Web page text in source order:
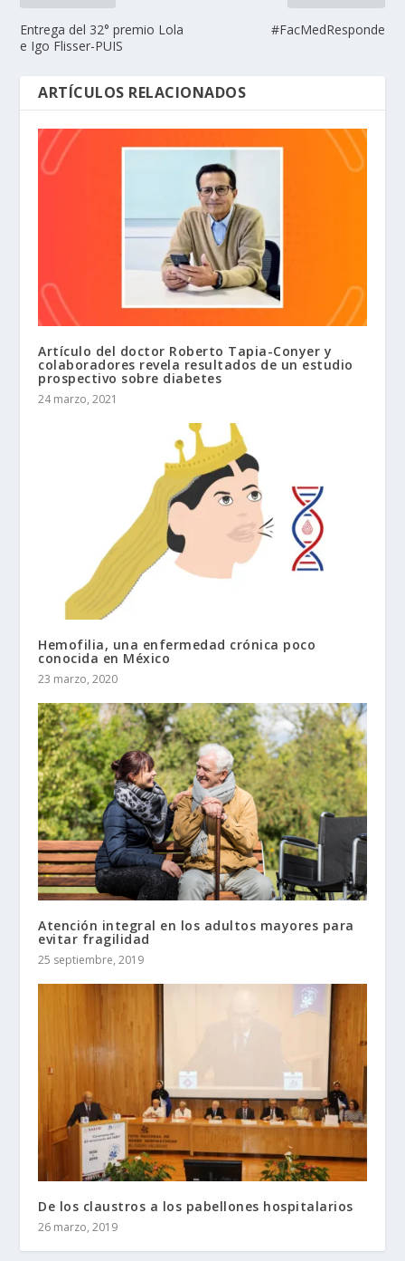
Entrega del 32° premio Lola
e Igo Flisser-PUIS
#FacMedResponde
ARTÍCULOS RELACIONADOS
Artículo del doctor Roberto Tapia-Conyer y
colaboradores revela resultados de un estudio
prospectivo sobre diabetes
24 marzo, 2021
Hemofilia, una enfermedad crónica poco
conocida en México
23 marzo, 2020
Atención integral en los adultos mayores para
evitar fragilidad
25 septiembre, 2019
De los claustros a los pabellones hospitalarios
26 marzo, 2019